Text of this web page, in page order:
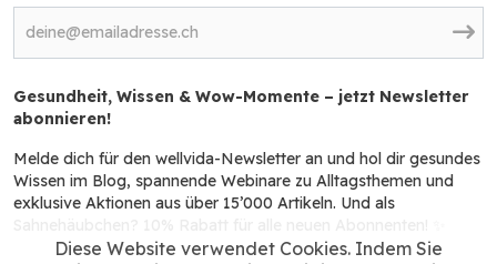
Diese Website verwendet Cookies. Indem Sie
Gesundheit, Wissen & Wow-Momente – jetzt Newsletter
abonnieren!
Melde dich für den wellvida-Newsletter an und hol dir gesundes
Wissen im Blog, spannende Webinare zu Alltagsthemen und
exklusive Aktionen aus über 15’000 Artikeln. Und als